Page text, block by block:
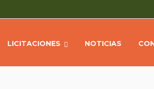
LICITACIONES NOTICIAS